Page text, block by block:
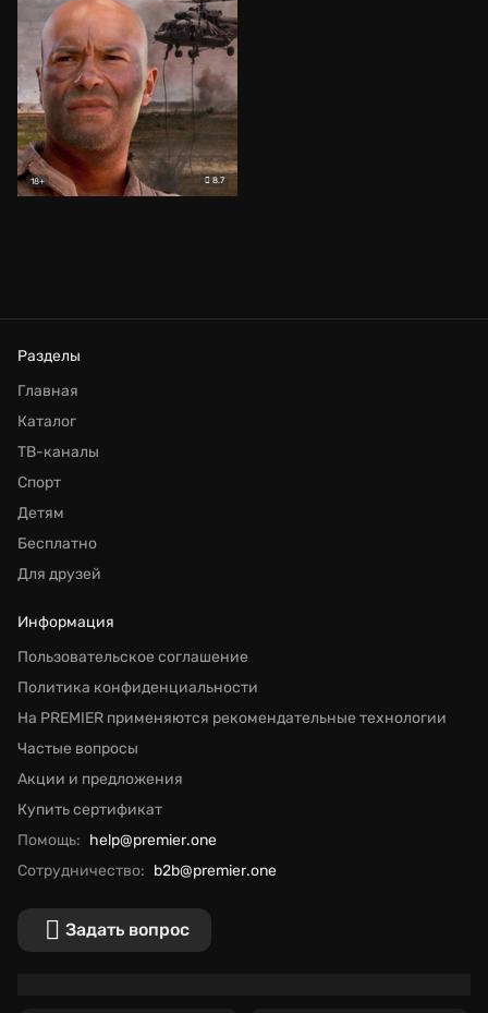
18+ 8.7
Разделы
Главная
Каталог
ТВ-каналы
Спорт
Детям
Бесплатно
Для друзей
Информация
Пользовательское соглашение
Политика конфиденциальности
На PREMIER применяются рекомендательные технологии
Частые вопросы
Акции и предложения
Купить сертификат
Помощь: help@premier.one
Сотрудничество: b2b@premier.one
Задать вопрос